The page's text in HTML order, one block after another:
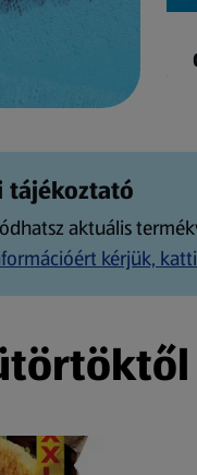
tájékoztató
aktuális
kérjük,